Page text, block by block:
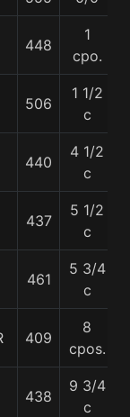
448
1
cpo.
506
1 1/2
c
440
4 1/2
c
437
5 1/2
c
461
5 3/4
c
409
8
cpos.
438
9 3/4
c